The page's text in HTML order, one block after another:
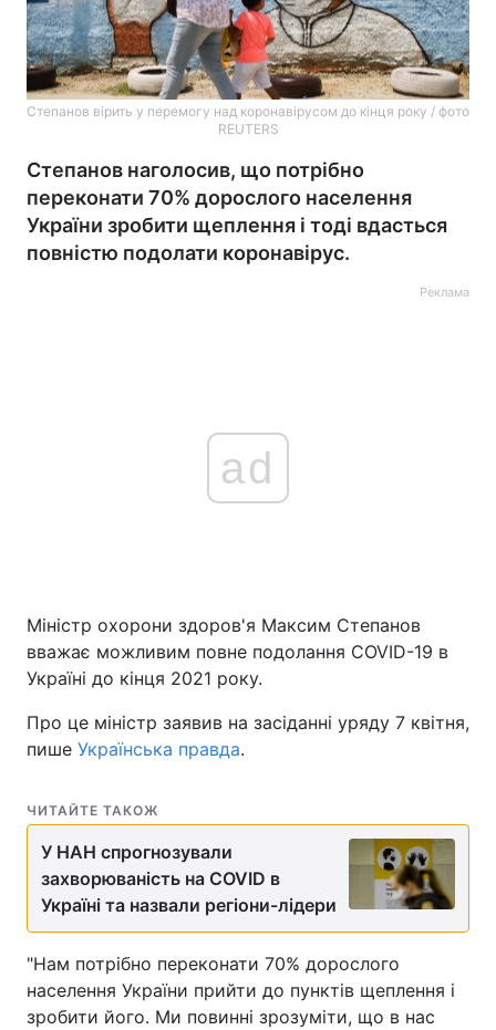
Степанов вірить у перемогу над коронавірусом до кінця року / фото
REUTERS
Степанов наголосив, що потрібно
переконати 70% дорослого населення
України зробити щеплення і тоді вдасться
повністю подолати коронавірус.
Реклама
ad
Міністр охорони здоров'я Максим Степанов
вважає можливим повне подолання COVID-19 в
Україні до кінця 2021 року.
Про це міністр заявив на засіданні уряду 7 квітня,
пише Українська правда.
ЧИТАЙТЕ ТАКОЖ
У НАН спрогнозували
захворюваність на COVID в
Україні та назвали регіони-лідери
"Нам потрібно переконати 70% дорослого
населення України прийти до пунктів щеплення і
зробити його. Ми повинні зрозуміти, що в нас